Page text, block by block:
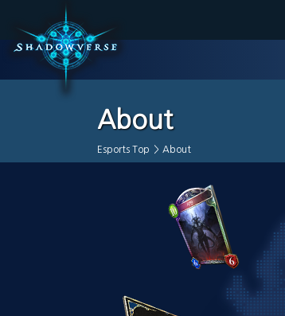
About
Esports Top > About